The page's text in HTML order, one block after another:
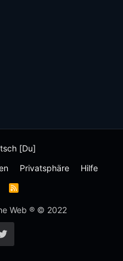
[Du]
Privatsphäre
Hilfe
R
S
Web ® © 2022